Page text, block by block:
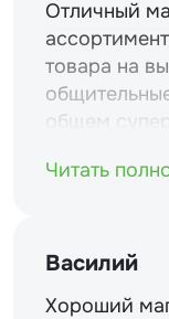
Отличный
товара на
общем супер.
Читать
Василий
Хороший